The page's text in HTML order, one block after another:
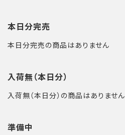
本日分完売
本日分完売の商品はありません
入荷無（本日分）
入荷無（本日分）の商品はありません
準備中